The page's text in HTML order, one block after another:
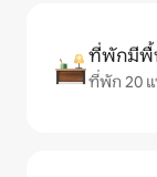
ที่พักมีพื้
ที่พัก 20